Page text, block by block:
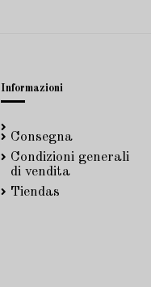
Informazioni
Consegna
Condizioni generali
di vendita
Tiendas